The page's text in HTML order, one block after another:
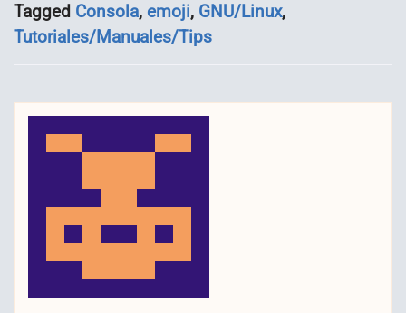
Tagged Consola, emoji, GNU/Linux,
Tutoriales/Manuales/Tips